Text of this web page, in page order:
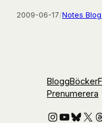
2009-06-17/Notes
BloggBöcker
Prenumerera
Instagram
X